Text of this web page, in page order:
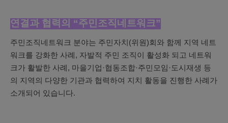
연결과 협력의 “주민조직네트워크”
주민조직네트워크 분야는 주민자치(위원)회와 함께 지역 네트
워크를 강화한 사례, 자발적 주민 조직이 활성화 되고 네트워
크가 활발한 사례, 마을기업·협동조합·주민모임·도시재생 등
의 지역의 다양한 기관과 협력하여 지치 활동을 진행한 사례가
소개되어 있습니다.